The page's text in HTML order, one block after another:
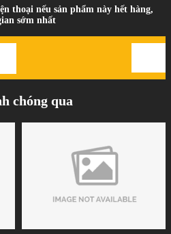
thoại nếu sản phẩm này hết hàng,
sớm nhất
chóng qua